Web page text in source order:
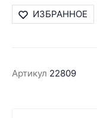
ИЗБРАННОЕ
Артикул 22809